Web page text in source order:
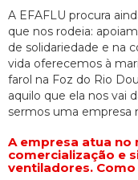
A EFAFLU procura
que nos rodeia:
de solidariedade e na
vida oferecemos à
farol na Foz do Rio
aquilo que ela nos vai
sermos uma empresa
A empresa atua
comercialização e
ventiladores.